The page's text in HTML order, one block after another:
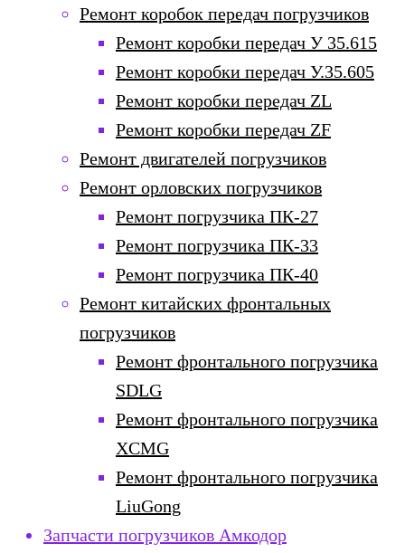
Ремонт коробок передач погрузчиков
Ремонт коробки передач У 35.615
Ремонт коробки передач У.35.605
Ремонт коробки передач ZL
Ремонт коробки передач ZF
Ремонт двигателей погрузчиков
Ремонт орловских погрузчиков
Ремонт погрузчика ПК-27
Ремонт погрузчика ПК-33
Ремонт погрузчика ПК-40
Ремонт китайских фронтальных
погрузчиков
Ремонт фронтального погрузчика
SDLG
Ремонт фронтального погрузчика
XCMG
Ремонт фронтального погрузчика
LiuGong
Запчасти погрузчиков Амкодор